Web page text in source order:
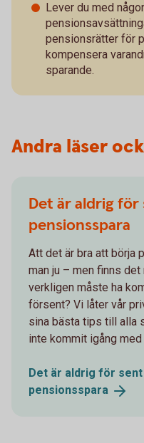
Lever du med
pensionsrätter för
kompensera
sparande.
Andra läser
Det är aldrig
pensionsspara
Att det är bra att börja
man ju – men finns
verkligen måste ha
försent? Vi låter vår
sina bästa tips till alla
inte kommit igång
Det är aldrig för
pensionsspara